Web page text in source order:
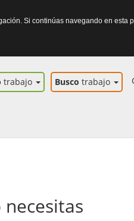
trabajo Busco trabajo
Si continúas navegando en esta